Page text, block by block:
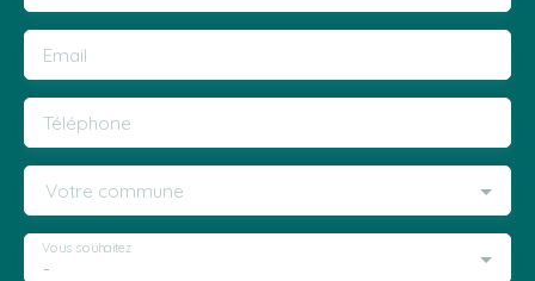
Email
Téléphone
Votre commune
-
Vous souhaitez